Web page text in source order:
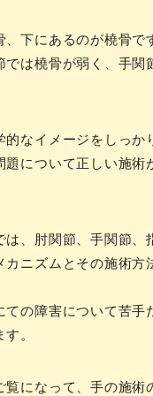
、下にあるのが橈骨で
では橈骨が弱く、手関
的なイメージをしっか
題について正しい施術
は、肘関節、手関節、
カニズムとその施術方
ての障害について苦手
。
覧になって、手の施術